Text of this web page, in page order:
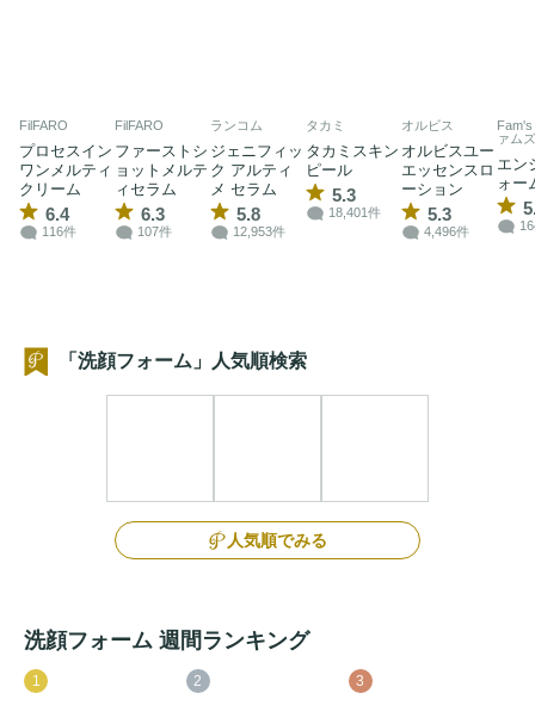
FilFARO
プロセスイン
ワンメルティ
クリーム
6.4
116件
FilFARO
ファーストシ
ョットメルテ
ィセラム
6.3
107件
ランコム
ジェニフィッ
ク アルティ
メ セラム
5.8
12,953件
タカミ
タカミスキン
ピール
5.3
18,401件
オルビス
オルビスユー
エッセンスロ
ーション
5.3
4,496件
ァム
エン
ォー
「洗顔フォーム」人気順検索
人気順でみる
洗顔フォーム 週間ランキング
1 2 3